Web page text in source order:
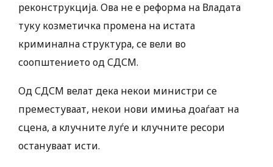
реконструкција. Ова не е реформа на Владата
туку козметичка промена на истата
криминална структура, се вели во
соопштението од СДСМ.
Од СДСМ велат дека некои министри се
преместуваат, некои нови имиња доаѓаат на
сцена, а клучните луѓе и клучните ресори
остануваат исти.